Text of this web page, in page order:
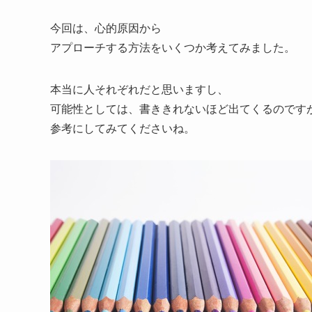
今回は、心的原因から
アプローチする方法をいくつか考えてみました。
本当に人それぞれだと思いますし、
可能性としては、書ききれないほど出てくるのです
参考にしてみてくださいね。